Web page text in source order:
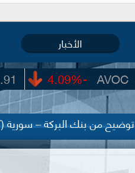
الأخبار
326.14
AVOC
-4.09%
توضيح من بنك البركة – سورية (BBSY) حول موضوع إعلان بيع عقارات...